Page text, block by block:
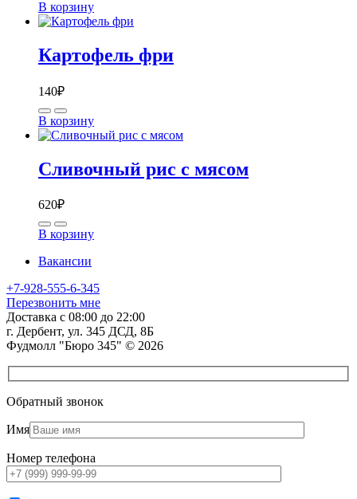
В корзину
Картофель фри
140₽
В корзину
Сливочный рис с мясом
620₽
В корзину
Вакансии
+7-928-555-6-345
Перезвонить мне
Доставка с 08:00 до 22:00
г. Дербент, ул. 345 ДСД, 8Б
Фудмолл "Бюро 345" © 2026
Обратный звонок
Имя
Номер телефона